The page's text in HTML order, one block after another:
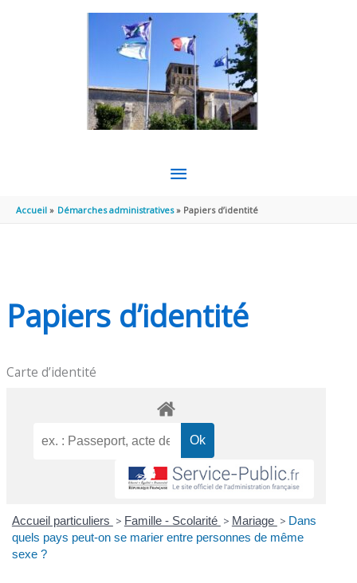
MENU
PRINCIPAL
Accueil Démarches administratives Papiers d’identité
Papiers d’identité
Carte d’identité
Accueil particuliers > Famille - Scolarité > Mariage > Dans
quels pays peut-on se marier entre personnes de même
sexe ?